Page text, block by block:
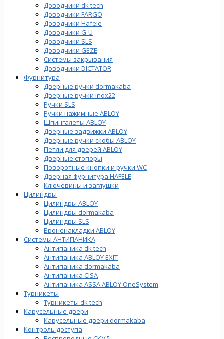
Доводчики dk tech
Доводчики FARGO
Доводчики Hafele
Доводчики G-U
Доводчики SLS
Доводчики GEZE
Cистемы закрывания
Доводчики DICTATOR
Фурнитура
Дверные ручки dormakaba
Дверные ручки inox22
Ручки SLS
Ручки нажимные ABLOY
Шпингалеты ABLOY
Дверные задвижки ABLOY
Дверные ручки скобы ABLOY
Петли для дверей ABLOY
Дверные стопоры
Поворотные кнопки и ручки WC
Дверная фурнитура HAFELE
Ключевины и заглушки
Цилиндры
Цилиндры ABLOY
Цилиндры dormakaba
Цилиндры SLS
Броненакладки ABLOY
Системы АНТИПАНИКА
Антипаника dk tech
Антипаника ABLOY EXIT
Антипаника dormakaba
Антипаника СISA
Антипаника ASSA ABLOY OneSystem
Турникеты
Турникеты dk tech
Карусельные двери
Карусельные двери dormakaba
Контроль доступа